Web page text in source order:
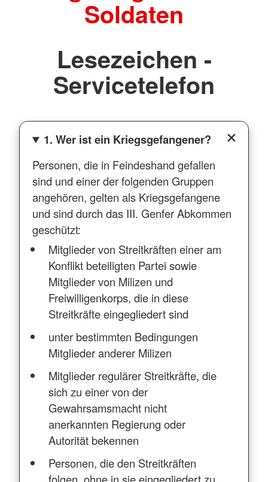
Soldaten
Lesezeichen -
Servicetelefon
1. Wer ist ein Kriegsgefangener?
Personen, die in Feindeshand gefallen
sind und einer der folgenden Gruppen
angehören, gelten als Kriegsgefangene
und sind durch das III. Genfer Abkommen
geschützt:
Mitglieder von Streitkräften einer am
Konflikt beteiligten Partei sowie
Mitglieder von Milizen und
Freiwilligenkorps, die in diese
Streitkräfte eingegliedert sind
unter bestimmten Bedingungen
Mitglieder anderer Milizen
Mitglieder regulärer Streitkräfte, die
sich zu einer von der
Gewahrsamsmacht nicht
anerkannten Regierung oder
Autorität bekennen
Personen, die den Streitkräften
folgen, ohne in sie eingegliedert zu